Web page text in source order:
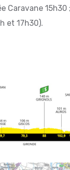
Caravane
et 17h30).